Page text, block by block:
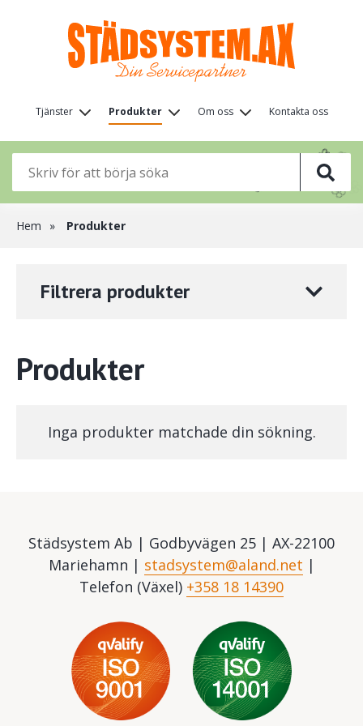
huvudinnehåll
Huvudmeny
(nivå
1)
Tjänster Produkter Om oss Kontakta oss
🌸
🌸
🌸
🌸
Länkstig
Hem Produkter
Filtrera produkter
Produkter
Inga produkter matchade din sökning.
Städsystem Ab | Godbyvägen 25 | AX-22100
Mariehamn | stadsystem@aland.net |
Telefon (Växel) +358 18 14390